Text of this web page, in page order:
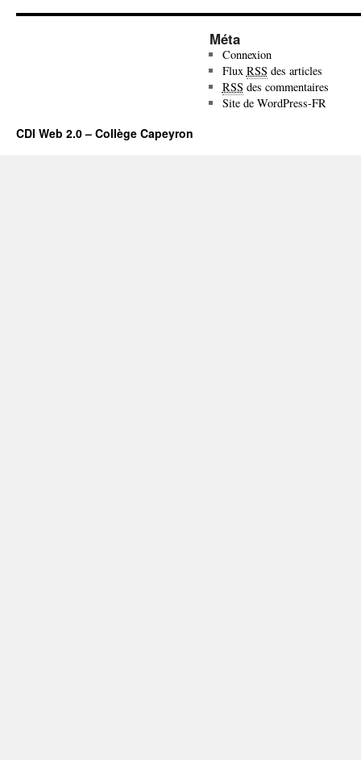
Méta
Connexion
Flux RSS des articles
RSS des commentaires
Site de WordPress-FR
CDI Web 2.0 – Collège Capeyron